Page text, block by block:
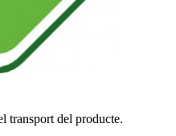
transport del producte.